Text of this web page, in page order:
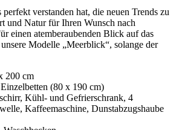
verstanden hat, die neuen Trends zu
und Natur für Ihren Wunsch nach
einen atemberaubenden Blick auf das
Modelle „Meerblick“, solange der
200 cm
(80 x 190 cm)
Kühl- und Gefrierschrank, 4
Kaffeemaschine, Dunstabzugshaube